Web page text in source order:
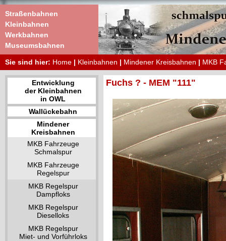
Straßenbahnen
Kleinbahnen
Werkbahnen
Museumsbahnen
Sie sind hier: Home | Kleinbahnen | Mindener Kreisbahnen | MKB
Entwicklung
der Kleinbahnen
in OWL
Wallückebahn
Mindener
Kreisbahnen
MKB Fahrzeuge
Schmalspur
MKB Fahrzeuge
Regelspur
MKB Regelspur
Dampfloks
MKB Regelspur
Dieselloks
MKB Regelspur
Miet- und Vorführloks
Fuchs ? - MEM "111"